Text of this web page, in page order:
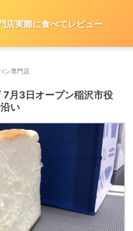
店実際に食べてレビュー
ン専門店
7月3日オープン稲沢市役
い